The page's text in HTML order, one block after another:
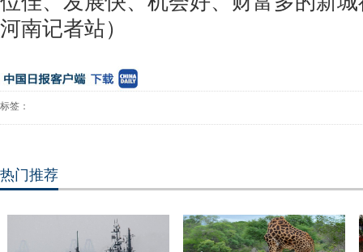
河南记者站）
标签：
热门推荐